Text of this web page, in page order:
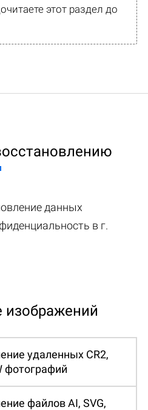
этот раздел до
данных
в г.
изображений
удаленных CR2,
фотографий
файлов AI, SVG,